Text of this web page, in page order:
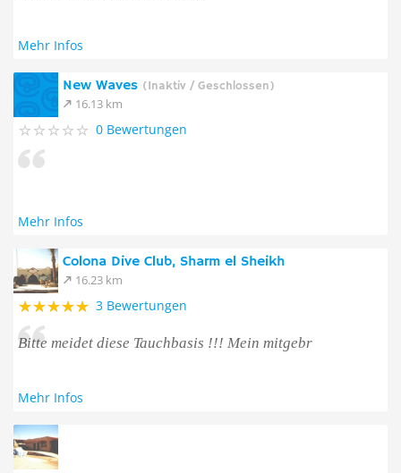
Mehr Infos
New Waves (Inaktiv / Geschlossen)
16.13 km
0 Bewertungen
Mehr Infos
Colona Dive Club, Sharm el Sheikh
16.23 km
3 Bewertungen
Bitte meidet diese Tauchbasis !!! Mein mitgebr
Mehr Infos